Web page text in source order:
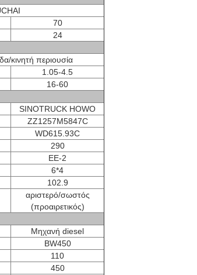
70
24
κινητή περιουσία
1.05-4.5
16-60
SINOTRUCK HOWO
ZZ1257M5847C
WD615.93C
290
ΕΕ-2
6*4
102.9
αριστερό/σωστός
(προαιρετικός)
Μηχανή diesel
BW450
110
450